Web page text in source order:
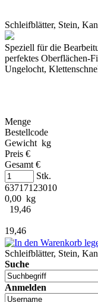
Schleifblätter, Stein,
Speziell für die
perfektes Oberflächen-
Ungelocht,
Menge
Bestellcode
Gewicht kg
Preis €
Gesamt €
Stk.
63717123010
0,00 kg
19,46
19,46
Schleifblätter, Stein,
Suche
Anmelden